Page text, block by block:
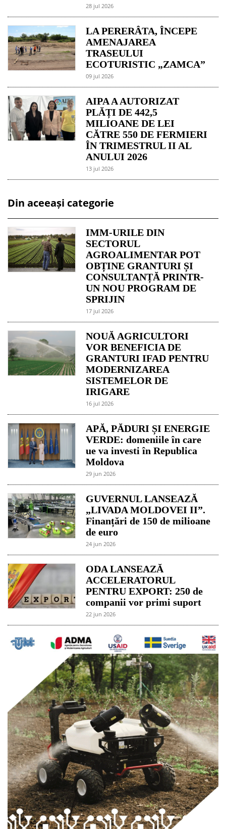
28 jul 2026
LA PERERÂTA, ÎNCEPE
AMENAJAREA
TRASEULUI
ECOTURISTIC „ZAMCA”
09 jul 2026
AIPA A AUTORIZAT
PLĂȚI DE 442,5
MILIOANE DE LEI
CĂTRE 550 DE FERMIERI
ÎN TRIMESTRUL II AL
ANULUI 2026
13 jul 2026
Din aceeași categorie
IMM-URILE DIN
SECTORUL
AGROALIMENTAR POT
OBȚINE GRANTURI ȘI
CONSULTANȚĂ PRINTR-
UN NOU PROGRAM DE
SPRIJIN
17 jul 2026
NOUĂ AGRICULTORI
VOR BENEFICIA DE
GRANTURI IFAD PENTRU
MODERNIZAREA
SISTEMELOR DE
IRIGARE
16 jul 2026
APĂ, PĂDURI ȘI ENERGIE
VERDE: domeniile în care
ue va investi în Republica
Moldova
29 jun 2026
GUVERNUL LANSEAZĂ
„LIVADA MOLDOVEI II”.
Finanțări de 150 de milioane
de euro
24 jun 2026
ODA LANSEAZĂ
ACCELERATORUL
PENTRU EXPORT: 250 de
companii vor primi suport
22 jun 2026